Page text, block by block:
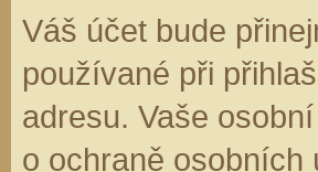
Váš účet bude
používané při
adresu. Vaše
o ochraně osobních